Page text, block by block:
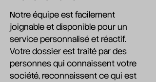
Notre équipe est facilement
joignable et disponible pour un
service personnalisé et réactif.
Votre dossier est traité par des
personnes qui connaissent votre
société, reconnaissent ce qui est